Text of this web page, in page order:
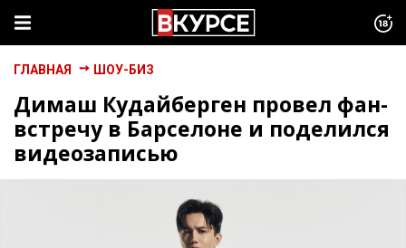
ГЛАВНАЯ ШОУ-БИЗ
Димаш Кудайберген провел фан-
встречу в Барселоне и поделился
видеозаписью